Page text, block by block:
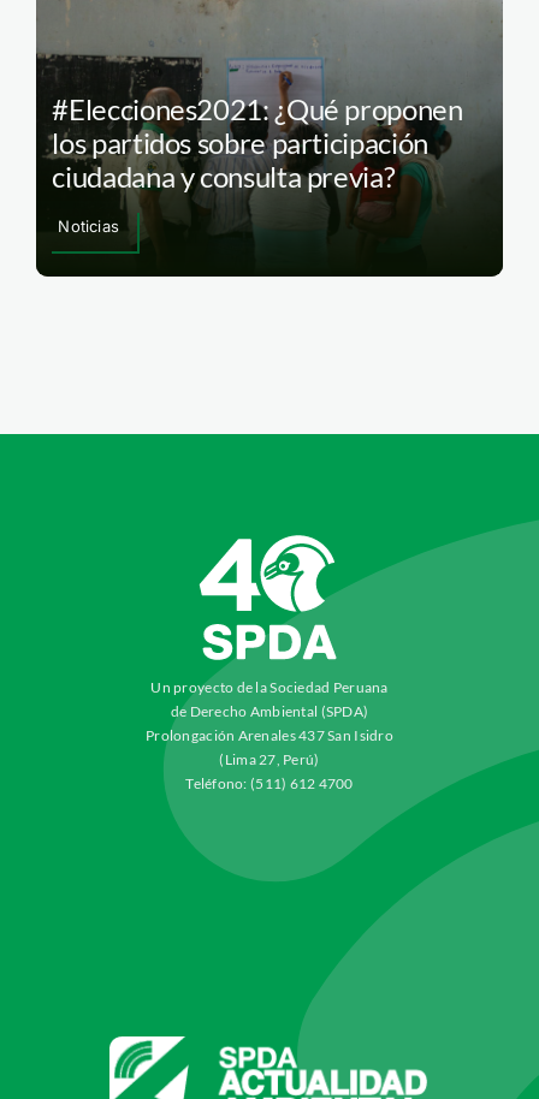
#Elecciones2021: ¿Qué proponen
los partidos sobre participación
ciudadana y consulta previa?
Noticias
Un proyecto de la Sociedad Peruana
de Derecho Ambiental (SPDA)
Prolongación Arenales 437 San Isidro
(Lima 27, Perú)
Teléfono: (511) 612 4700